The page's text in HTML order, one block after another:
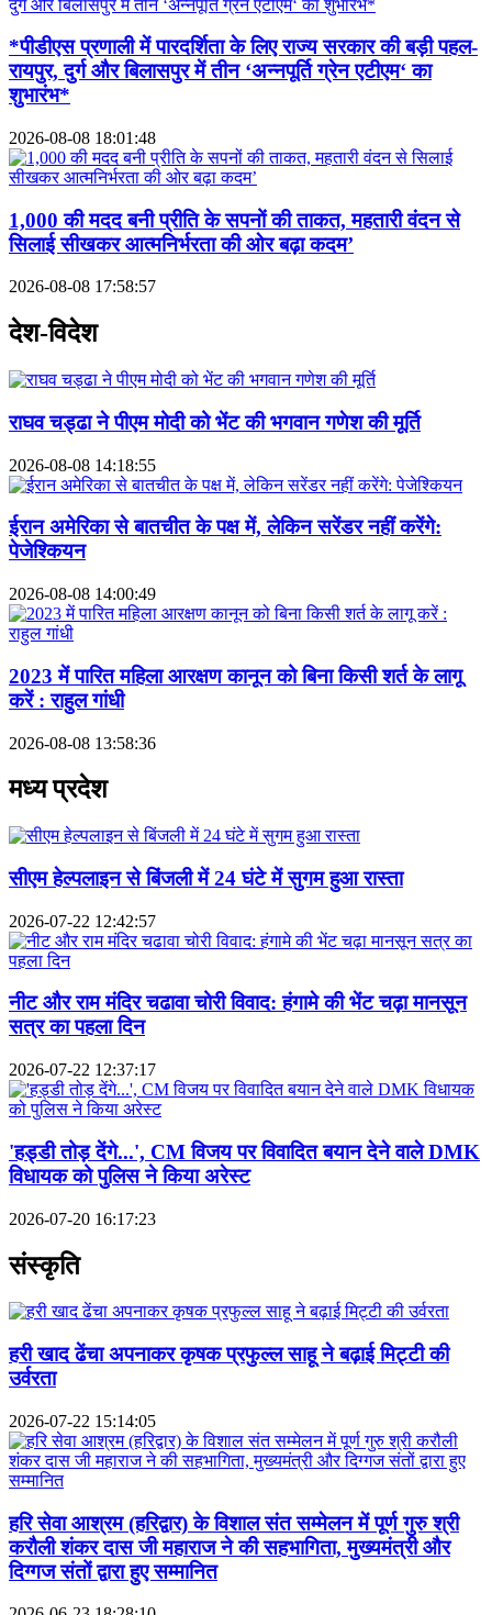
*पीडीएस प्रणाली में पारदर्शिता के लिए राज्य सरकार की बड़ी पहल-
रायपुर, दुर्ग और बिलासपुर में तीन ‘अन्नपूर्ति ग्रेन एटीएम‘ का
शुभारंभ*
2026-08-08 18:01:48
1,000 की मदद बनी प्रीति के सपनों की ताकत, महतारी वंदन से
सिलाई सीखकर आत्मनिर्भरता की ओर बढ़ा कदम’
2026-08-08 17:58:57
देश-विदेश
राघव चड्ढा ने पीएम मोदी को भेंट की भगवान गणेश की मूर्ति
2026-08-08 14:18:55
ईरान अमेरिका से बातचीत के पक्ष में, लेकिन सरेंडर नहीं करेंगे:
पेजेश्कियन
2026-08-08 14:00:49
2023 में पारित महिला आरक्षण कानून को बिना किसी शर्त के लागू
करें : राहुल गांधी
2026-08-08 13:58:36
मध्य प्रदेश
सीएम हेल्पलाइन से बिंजली में 24 घंटे में सुगम हुआ रास्ता
2026-07-22 12:42:57
नीट और राम मंदिर चढावा चोरी विवाद: हंगामे की भेंट चढ़ा मानसून
सत्र का पहला दिन
2026-07-22 12:37:17
'हड्डी तोड़ देंगे...', CM विजय पर विवादित बयान देने वाले DMK
विधायक को पुलिस ने किया अरेस्ट
2026-07-20 16:17:23
संस्कृति
हरी खाद ढेंचा अपनाकर कृषक प्रफुल्ल साहू ने बढ़ाई मिट्टी की
उर्वरता
2026-07-22 15:14:05
हरि सेवा आश्रम (हरिद्वार) के विशाल संत सम्मेलन में पूर्ण गुरु श्री
करौली शंकर दास जी महाराज ने की सहभागिता, मुख्यमंत्री और
दिग्गज संतों द्वारा हुए सम्मानित